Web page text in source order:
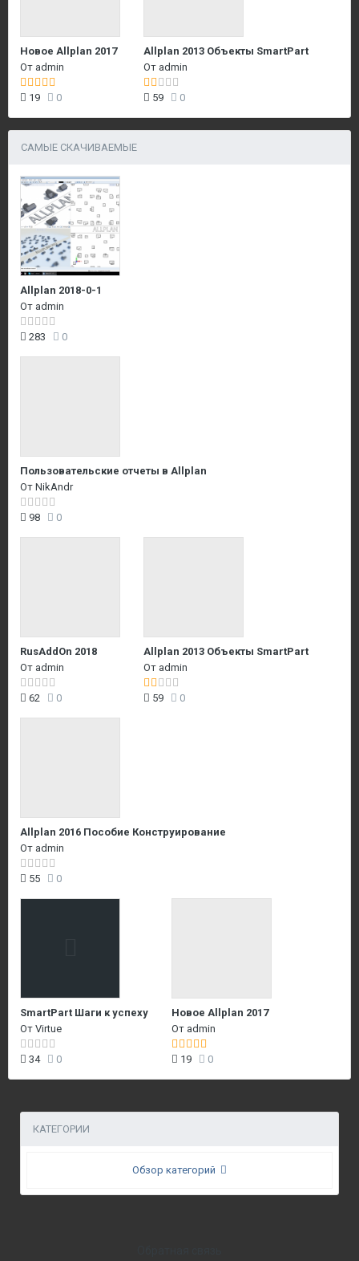
Новое Allplan 2017
От admin
19 0
Allplan 2013 Объекты SmartPart
От admin
59 0
САМЫЕ СКАЧИВАЕМЫЕ
Allplan 2018-0-1
От admin
283 0
Пользовательские отчеты в Allplan
От NikAndr
98 0
RusAddOn 2018
От admin
62 0
Allplan 2013 Объекты SmartPart
От admin
59 0
Allplan 2016 Пособие Конструирование
От admin
55 0
SmartPart Шаги к успеху
От Virtue
34 0
Новое Allplan 2017
От admin
19 0
КАТЕГОРИИ
Обзор категорий